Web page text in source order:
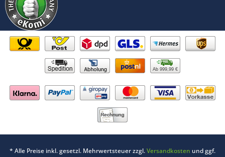
Ab 999,99 €
* Alle Preise inkl. gesetzl. Mehrwertsteuer zzgl.Versandkosten und ggf.